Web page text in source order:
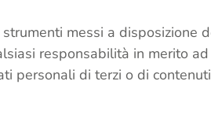
messi a disposizione
responsabilità in merito
personali di terzi o di